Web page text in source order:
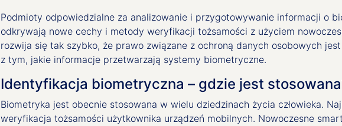
Podmioty odpowiedzialne za analizowanie i przygotowywanie informacji o
odkrywają nowe cechy i metody weryfikacji tożsamości z użyciem
rozwija się tak szybko, że prawo związane z ochroną danych osobowych
z tym, jakie informacje przetwarzają systemy biometryczne.
Identyfikacja biometryczna – gdzie jest
Biometryka jest obecnie stosowana w wielu dziedzinach życia człowieka.
weryfikacja tożsamości użytkownika urządzeń mobilnych. Nowoczesne